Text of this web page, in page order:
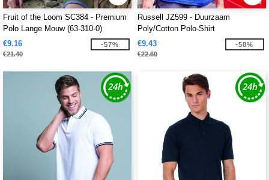
Fruit of the Loom SC384 - Premium
Polo Lange Mouw (63-310-0)
€9.16
€21.40
-57%
Russell JZ599 - Duurzaam
Poly/Cotton Polo-Shirt
€9.43
€22.60
-58%